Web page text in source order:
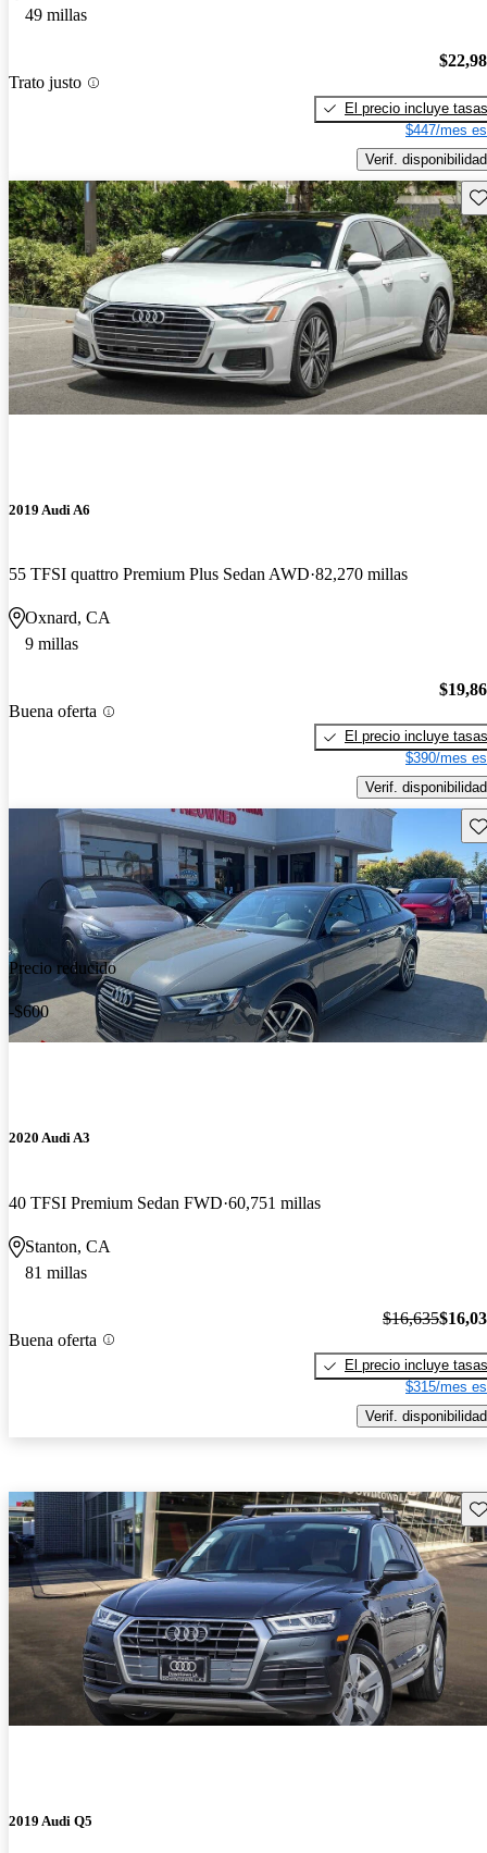
49 millas
Trato justo
El precio incluye tasas
$447/mes
Verif. disponibilidad
2019 Audi A6
55 TFSI quattro Premium Plus Sedan AWD 82,270 millas
Oxnard, CA
9 millas
Buena oferta
El precio incluye tasas
$390/mes
Verif. disponibilidad
Precio reducido
-$600
2020 Audi A3
40 TFSI Premium Sedan FWD 60,751 millas
Stanton, CA
81 millas
Buena oferta
$16,635
El precio incluye tasas
$315/mes
Verif. disponibilidad
2019 Audi Q5